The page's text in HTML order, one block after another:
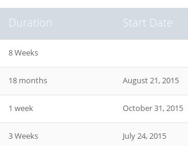
Duration Start Date
8 Weeks
18 months August 21, 2015
1 week October 31, 2015
3 Weeks July 24, 2015